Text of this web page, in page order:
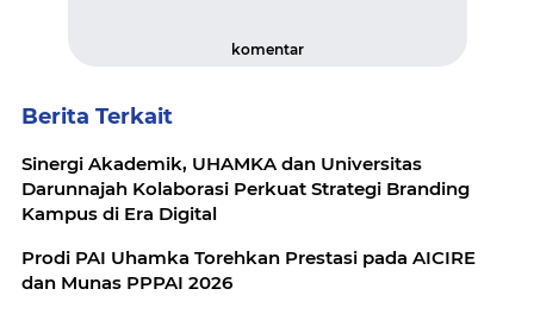
komentar
Berita Terkait
Sinergi Akademik, UHAMKA dan Universitas
Darunnajah Kolaborasi Perkuat Strategi Branding
Kampus di Era Digital
Prodi PAI Uhamka Torehkan Prestasi pada AICIRE
dan Munas PPPAI 2026